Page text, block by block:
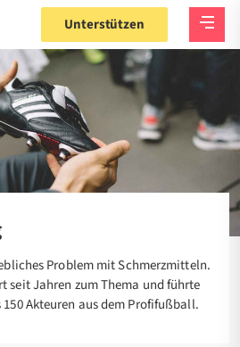
Unterstützen
Fußballdoping
Problem mit Schmerzmitteln.
seit Jahren zum Thema und führte
Akteuren aus dem Profifußball.